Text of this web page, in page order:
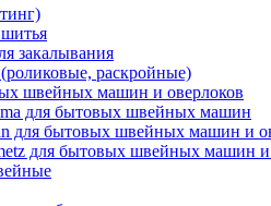
закалывания
раскройные)
швейных машин и оверлоков
для бытовых швейных машин
для бытовых швейных машин и
для бытовых швейных машин и